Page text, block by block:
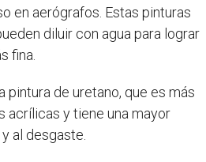
en aerógrafos. Estas pinturas
diluir con agua para lograr
fina.
pintura de uretano, que es más
acrílicas y tiene una mayor
al desgaste.